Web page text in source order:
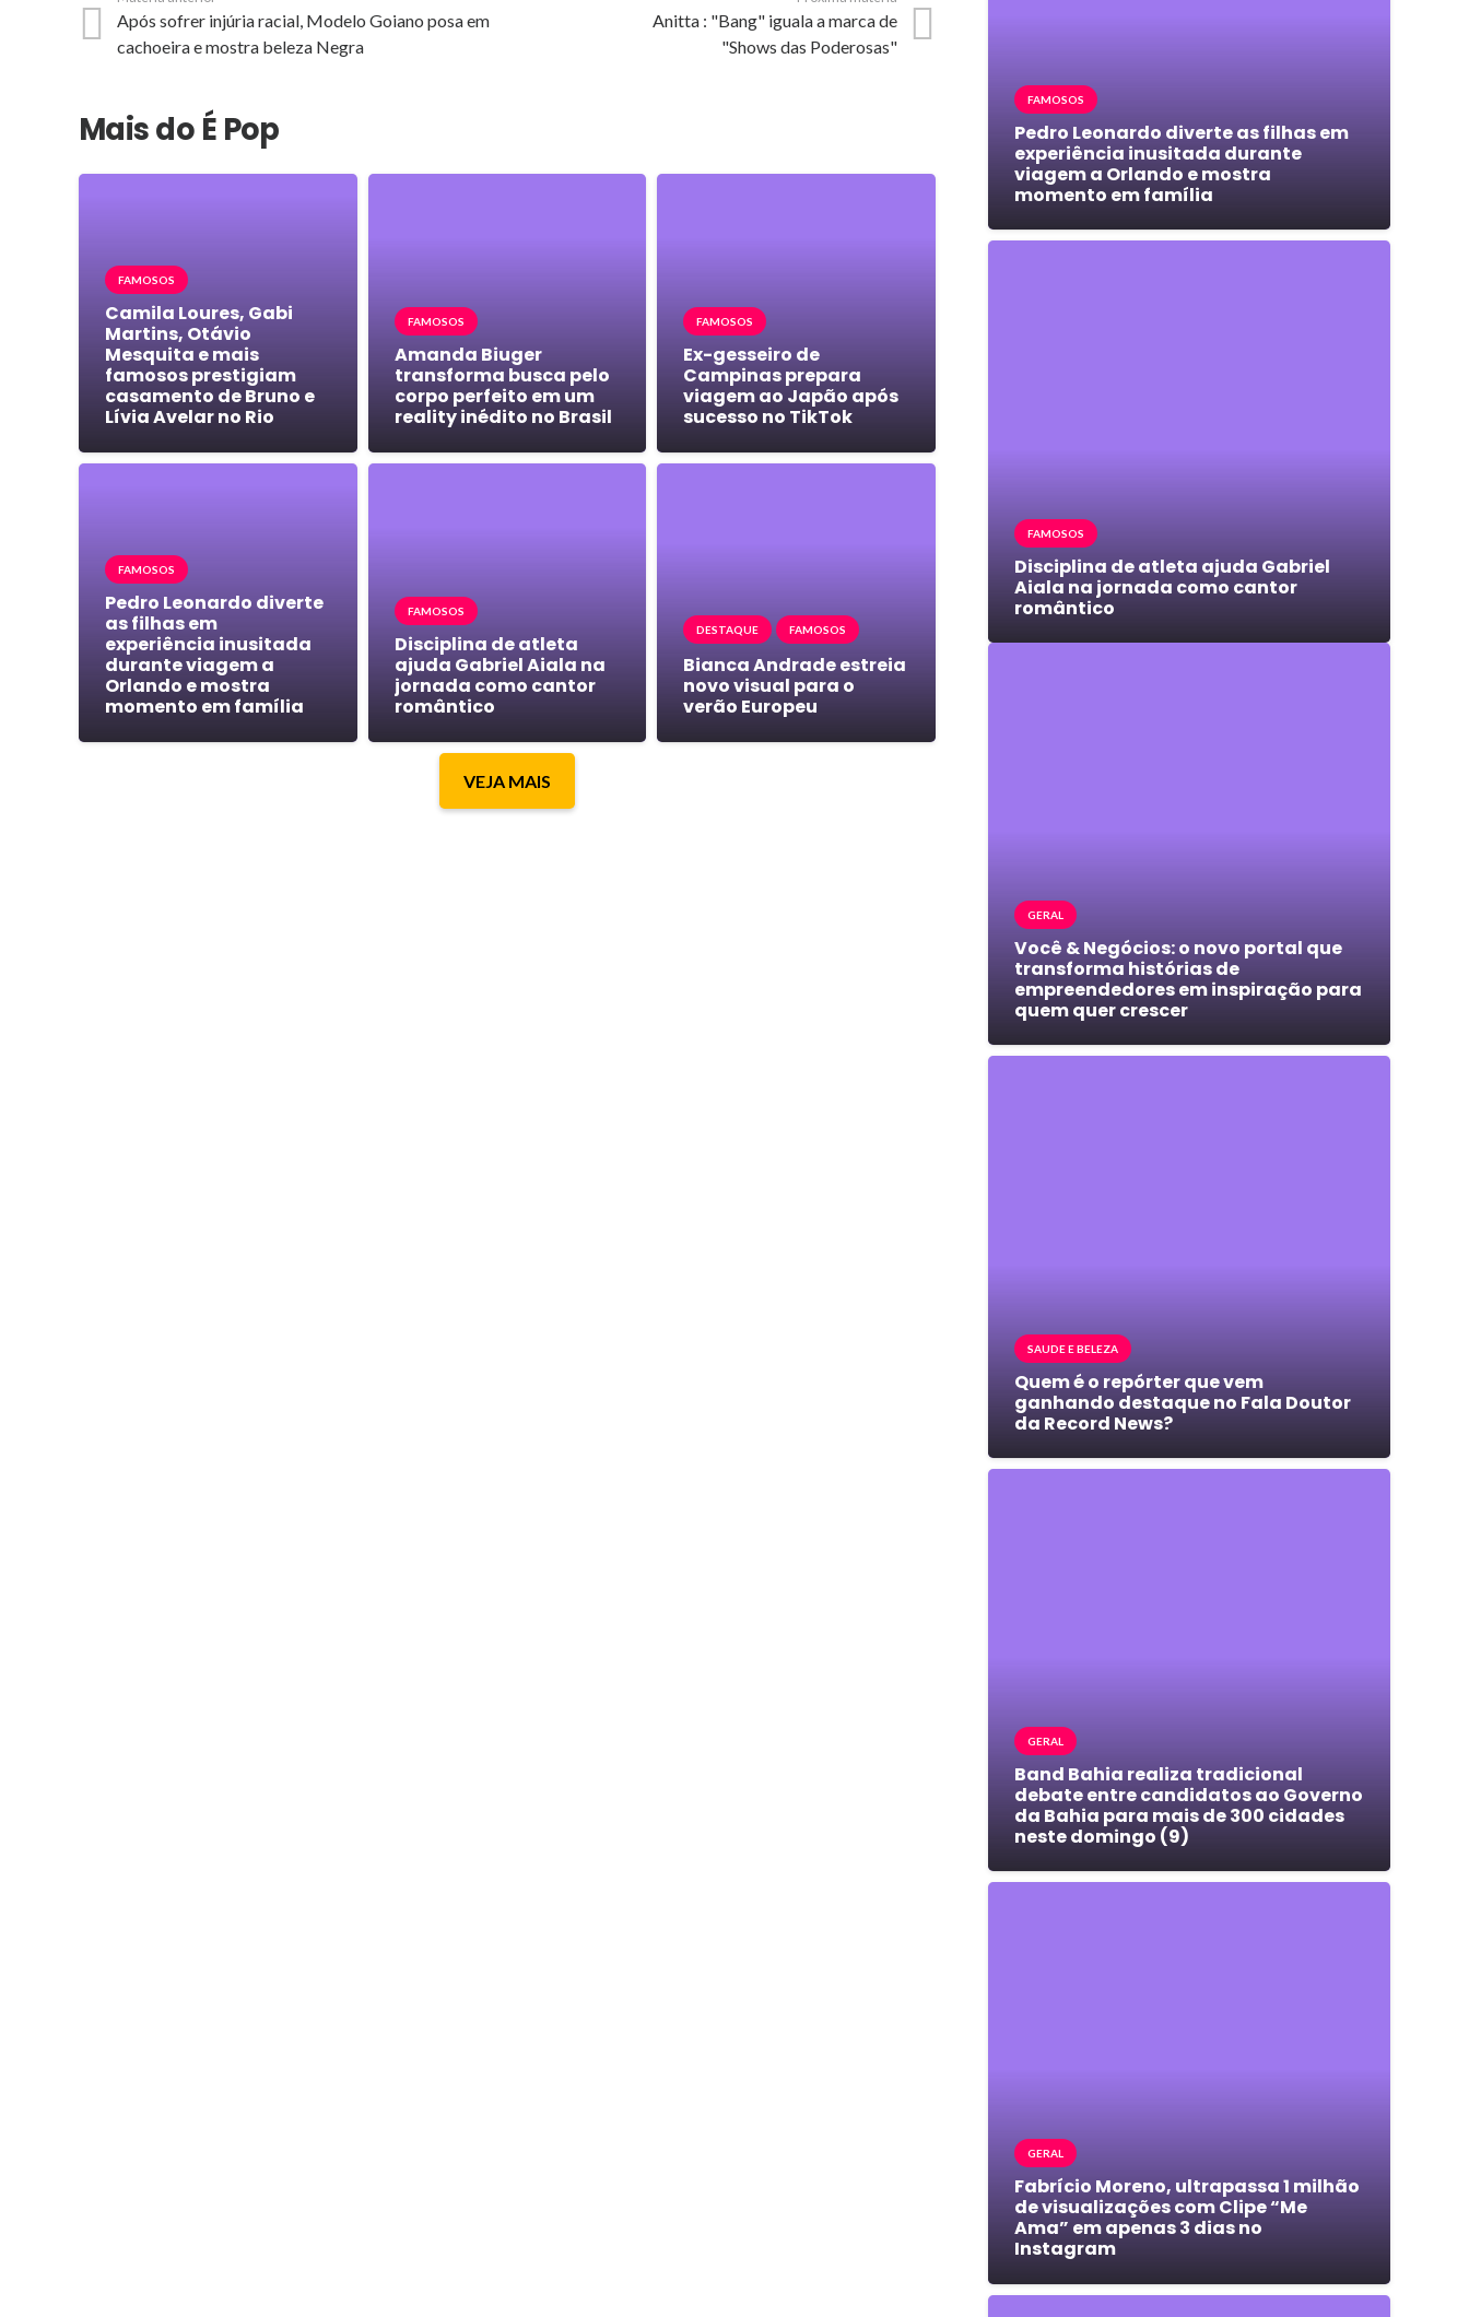
Após sofrer injúria racial, Modelo Goiano posa em
cachoeira e mostra beleza Negra
Anitta : "Bang" iguala a marca de
"Shows das Poderosas"
Mais do É Pop
FAMOSOS
Camila Loures, Gabi
Martins, Otávio
Mesquita e mais
famosos prestigiam
casamento de Bruno e
Lívia Avelar no Rio
FAMOSOS
Amanda Biuger
transforma busca pelo
corpo perfeito em um
reality inédito no Brasil
FAMOSOS
Ex-gesseiro de
Campinas prepara
viagem ao Japão após
sucesso no TikTok
FAMOSOS
Pedro Leonardo diverte
as filhas em
experiência inusitada
durante viagem a
Orlando e mostra
momento em família
FAMOSOS
Disciplina de atleta
ajuda Gabriel Aiala na
jornada como cantor
romântico
DESTAQUE FAMOSOS
Bianca Andrade estreia
novo visual para o
verão Europeu
VEJA MAIS
FAMOSOS
Pedro Leonardo diverte as filhas em
experiência inusitada durante
viagem a Orlando e mostra
momento em família
FAMOSOS
Disciplina de atleta ajuda Gabriel
Aiala na jornada como cantor
romântico
GERAL
Você & Negócios: o novo portal que
transforma histórias de
empreendedores em inspiração para
quem quer crescer
SAUDE E BELEZA
Quem é o repórter que vem
ganhando destaque no Fala Doutor
da Record News?
GERAL
Band Bahia realiza tradicional
debate entre candidatos ao Governo
da Bahia para mais de 300 cidades
neste domingo (9)
GERAL
Fabrício Moreno, ultrapassa 1 milhão
de visualizações com Clipe “Me
Ama” em apenas 3 dias no
Instagram